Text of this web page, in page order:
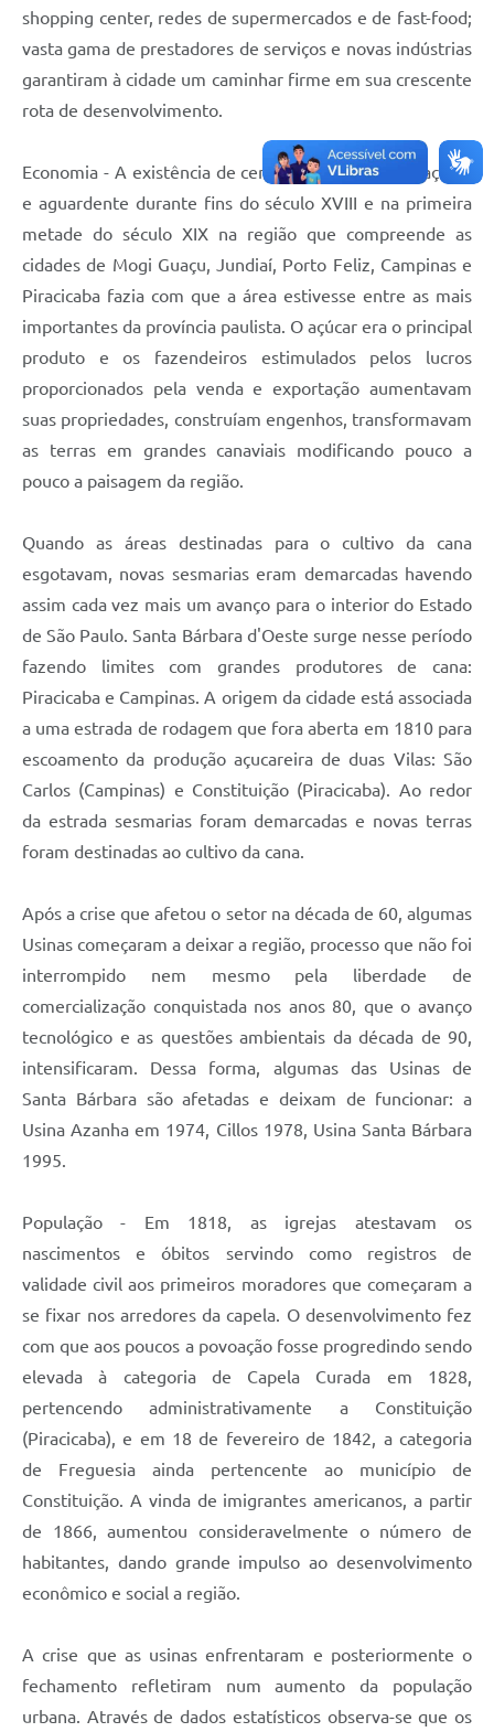
shopping center, redes de supermercados e de fast-food;
vasta gama de prestadores de serviços e novas indústrias
garantiram à cidade um caminhar firme em sua crescente
rota de desenvolvimento.
Economia - A existência de centros produtores de açúcar
e aguardente durante fins do século XVIII e na primeira
metade do século XIX na região que compreende as
cidades de Mogi Guaçu, Jundiaí, Porto Feliz, Campinas e
Piracicaba fazia com que a área estivesse entre as mais
importantes da província paulista. O açúcar era o principal
produto e os fazendeiros estimulados pelos lucros
proporcionados pela venda e exportação aumentavam
suas propriedades, construíam engenhos, transformavam
as terras em grandes canaviais modificando pouco a
pouco a paisagem da região.
Quando as áreas destinadas para o cultivo da cana
esgotavam, novas sesmarias eram demarcadas havendo
assim cada vez mais um avanço para o interior do Estado
de São Paulo. Santa Bárbara d'Oeste surge nesse período
fazendo limites com grandes produtores de cana:
Piracicaba e Campinas. A origem da cidade está associada
a uma estrada de rodagem que fora aberta em 1810 para
escoamento da produção açucareira de duas Vilas: São
Carlos (Campinas) e Constituição (Piracicaba). Ao redor
da estrada sesmarias foram demarcadas e novas terras
foram destinadas ao cultivo da cana.
Após a crise que afetou o setor na década de 60, algumas
Usinas começaram a deixar a região, processo que não foi
interrompido nem mesmo pela liberdade de
comercialização conquistada nos anos 80, que o avanço
tecnológico e as questões ambientais da década de 90,
intensificaram. Dessa forma, algumas das Usinas de
Santa Bárbara são afetadas e deixam de funcionar: a
Usina Azanha em 1974, Cillos 1978, Usina Santa Bárbara
1995.
População - Em 1818, as igrejas atestavam os
nascimentos e óbitos servindo como registros de
validade civil aos primeiros moradores que começaram a
se fixar nos arredores da capela. O desenvolvimento fez
com que aos poucos a povoação fosse progredindo sendo
elevada à categoria de Capela Curada em 1828,
pertencendo administrativamente a Constituição
(Piracicaba), e em 18 de fevereiro de 1842, a categoria
de Freguesia ainda pertencente ao município de
Constituição. A vinda de imigrantes americanos, a partir
de 1866, aumentou consideravelmente o número de
habitantes, dando grande impulso ao desenvolvimento
econômico e social a região.
A crise que as usinas enfrentaram e posteriormente o
fechamento refletiram num aumento da população
urbana. Através de dados estatísticos observa-se que os